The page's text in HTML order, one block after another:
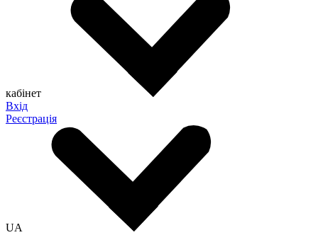
кабінет
Вхід
Реєстрація
UA